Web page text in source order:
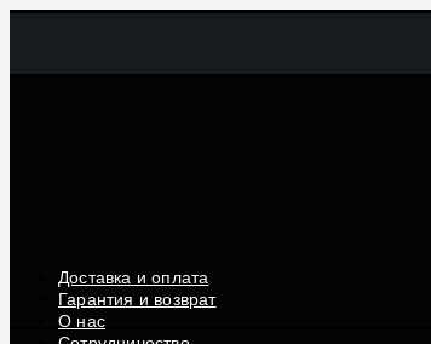
Доставка и оплата
Гарантия и возврат
О нас